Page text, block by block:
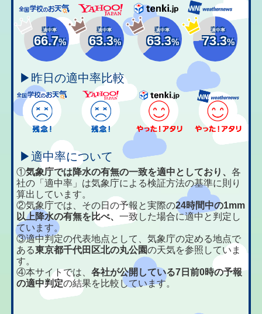
適中率
66.7%
適中率
63.3%
適中率
63.3%
適中率
73.3%
▶昨日の適中率比較
▶適中率について
①気象庁では降水の有無の一致を適中としており、各
社の「適中率」は気象庁による検証方法の基準に則り
算出しています。
②気象庁では、その日の予報と実際の24時間中の1mm
以上降水の有無を比べ、一致した場合に適中と判定し
ています。
③適中判定の代表地点として、気象庁の定める地点で
ある東京都千代田区北の丸公園の天気を参照していま
す。
④本サイトでは、各社が公開している7日前0時の予報
の適中判定の結果を比較しています。